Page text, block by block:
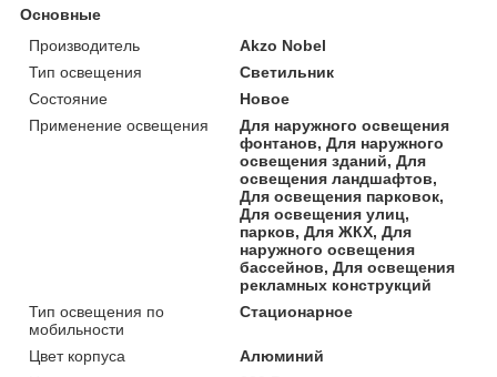
Основные
Производитель
Akzo Nobel
Тип освещения
Светильник
Состояние
Новое
Применение освещения
Для наружного освещения
фонтанов, Для наружного
освещения зданий, Для
освещения ландшафтов,
Для освещения парковок,
Для освещения улиц,
парков, Для ЖКХ, Для
наружного освещения
бассейнов, Для освещения
рекламных конструкций
Тип освещения по
мобильности
Стационарное
Цвет корпуса
Алюминий